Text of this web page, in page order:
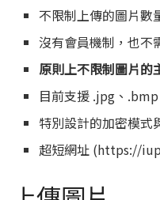
不限制上傳的圖片數
沒有會員機制，也不
原則上不限制圖片的
目前支援 .jpg、
特別設計的加密模式
超短網址 (https://